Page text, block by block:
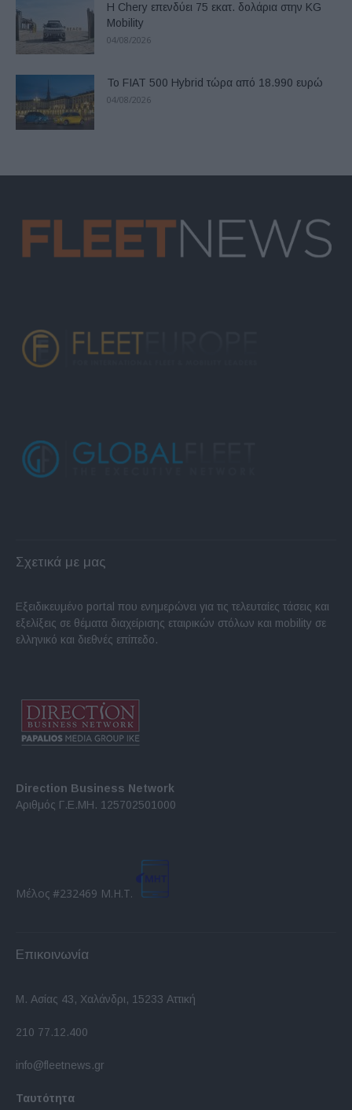
Η Chery επενδύει 75 εκατ. δολάρια στην KG
Mobility
04/08/2026
Το FIAT 500 Hybrid τώρα από 18.990 ευρώ
04/08/2026
Σχετικά με μας
Εξειδικευμένο portal που ενημερώνει για τις τελευταίες τάσεις και
εξελίξεις σε θέματα διαχείρισης εταιρικών στόλων και mobility σε
ελληνικό και διεθνές επίπεδο.
Direction Business Network
Αριθμός Γ.Ε.ΜΗ. 125702501000
Μέλος #232469 Μ.Η.Τ.
Επικοινωνία
Μ. Ασίας 43, Χαλάνδρι, 15233 Αττική
210 77.12.400
info@fleetnews.gr
Ταυτότητα